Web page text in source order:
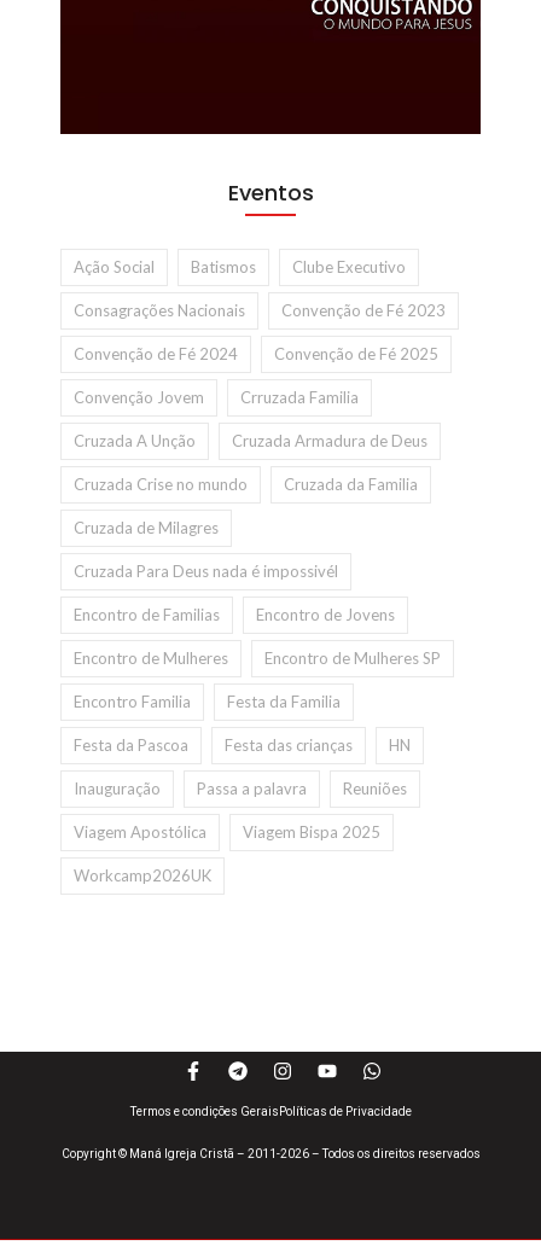
Eventos
Ação Social Batismos Clube Executivo
Consagrações Nacionais Convenção de Fé 2023
Convenção de Fé 2024 Convenção de Fé 2025
Convenção Jovem Crruzada Familia
Cruzada A Unção Cruzada Armadura de Deus
Cruzada Crise no mundo Cruzada da Familia
Cruzada de Milagres
Cruzada Para Deus nada é impossivél
Encontro de Familias Encontro de Jovens
Encontro de Mulheres Encontro de Mulheres SP
Encontro Familia Festa da Familia
Festa da Pascoa Festa das crianças HN
Inauguração Passa a palavra Reuniões
Viagem Apostólica Viagem Bispa 2025
Workcamp2026UK
Copyright © Maná Igreja Cristã – 2011-2026 – Todos os direitos reservados
Termos e condições Gerais Políticas de Privacidade